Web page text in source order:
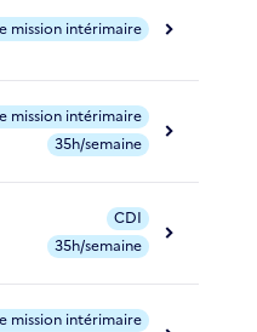
mission intérimaire
mission intérimaire
35h/semaine
CDI
35h/semaine
mission intérimaire